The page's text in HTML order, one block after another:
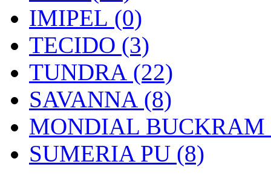
IMIPEL (0)
TECIDO (3)
TUNDRA (22)
SAVANNA (8)
MONDIAL BUCKRAM
SUMERIA PU (8)